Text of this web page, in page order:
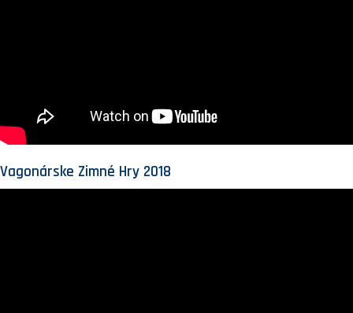
Vagonárske Zimné Hry 2018